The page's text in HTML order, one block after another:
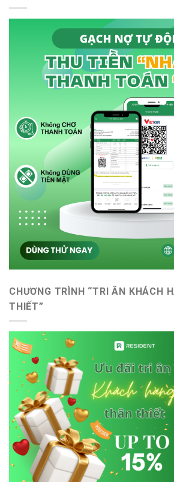
CHƯƠNG TRÌNH “TRI ÂN KHÁCH
THIẾT”